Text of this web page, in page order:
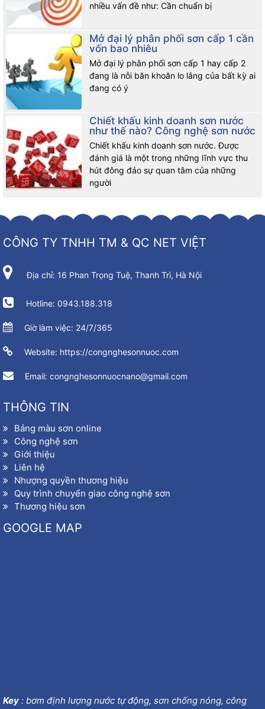
Gia công sơn nước chất lượng cao, giá tốt nhất hiện nay
CÔNG TY TNHH TM& QC NET VIỆT
Địa chỉ :
Chương Mỹ – Hà Nội
Hotline all : 0943.188.318 – 0989.188.318
Email :
congnghesonnuocnano@gmail.com
Website :giacongson.vn – giacongsonnuoc.com
Gia công sơn nước ?
Nhà máy gia công sơn nước ?
Gia công sơn nước tại hà nội ?
nhiều vấn đề như: Cần chuẩn bị
Mở đại lý phân phối sơn cấp 1 cần
vốn bao nhiêu
Mở đại lý phân phối sơn cấp 1 hay cấp 2
đang là nỗi băn khoăn lo lắng của bất kỳ ai
đang có ý
Chiết khấu kinh doanh sơn nước
như thế nào? Công nghệ sơn nước
Chiết khấu kinh doanh sơn nước. Được
đánh giá là một trong những lĩnh vực thu
hút đông đảo sự quan tâm của những
người
CÔNG TY TNHH TM & QC NET VIỆT
Địa chỉ: 16 Phan Trọng Tuệ, Thanh Trì, Hà Nội
Hotline: 0943.188.318
Giờ làm việc: 24/7/365
Website: https://congnghesonnuoc.com
Email: congnghesonnuocnano@gmail.com
THÔNG TIN
Bảng màu sơn online
Công nghệ sơn
Giới thiệu
Liên hệ
Nhượng quyền thương hiệu
Quy trình chuyển giao công nghệ sơn
Thương hiệu sơn
GOOGLE MAP
Key : bơm định lượng nước tự động, sơn chống nóng, công